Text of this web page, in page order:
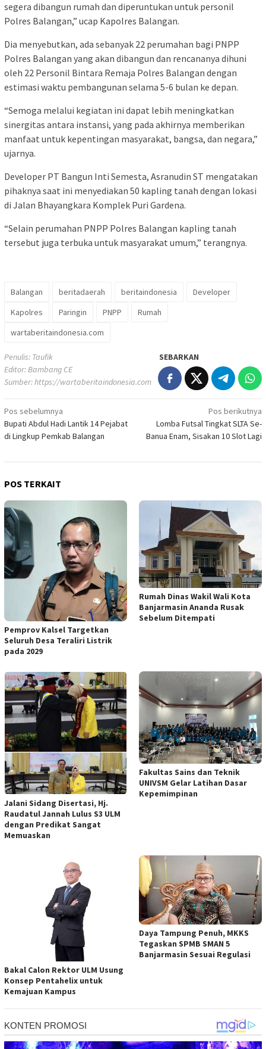
segera dibangun rumah dan diperuntukan untuk personil
Polres Balangan,” ucap Kapolres Balangan.
Dia menyebutkan, ada sebanyak 22 perumahan bagi PNPP
Polres Balangan yang akan dibangun dan rencananya dihuni
oleh 22 Personil Bintara Remaja Polres Balangan dengan
estimasi waktu pembangunan selama 5-6 bulan ke depan.
“Semoga melalui kegiatan ini dapat lebih meningkatkan
sinergitas antara instansi, yang pada akhirnya memberikan
manfaat untuk kepentingan masyarakat, bangsa, dan negara,”
ujarnya.
Developer PT Bangun Inti Semesta, Asranudin ST mengatakan
pihaknya saat ini menyediakan 50 kapling tanah dengan lokasi
di Jalan Bhayangkara Komplek Puri Gardena.
“Selain perumahan PNPP Polres Balangan kapling tanah
tersebut juga terbuka untuk masyarakat umum,” terangnya.
Balangan beritadaerah beritaindonesia
Developer
Kapolres
Paringin PNPP
Rumah
wartaberitaindonesia.com
Penulis: Taufik
Editor: Bambang CE
Sumber:https://wartaberitaindonesia.com
SEBARKAN
Navigasi
pos
Pos sebelumnya
Bupati Abdul Hadi Lantik 14 Pejabat
di Lingkup Pemkab Balangan
Pos berikutnya
Lomba Futsal Tingkat SLTA Se-
Banua Enam, Sisakan 10 Slot Lagi
POS TERKAIT
Pemprov Kalsel Targetkan
Seluruh Desa Teraliri Listrik
pada 2029
Rumah Dinas Wakil Wali Kota
Banjarmasin Ananda Rusak
Sebelum Ditempati
Jalani Sidang Disertasi, Hj.
Raudatul Jannah Lulus S3 ULM
dengan Predikat Sangat
Memuaskan
Fakultas Sains dan Teknik
UNIVSM Gelar Latihan Dasar
Kepemimpinan
Bakal Calon Rektor ULM Usung
Konsep Pentahelix untuk
Kemajuan Kampus
Daya Tampung Penuh, MKKS
Tegaskan SPMB SMAN 5
Banjarmasin Sesuai Regulasi